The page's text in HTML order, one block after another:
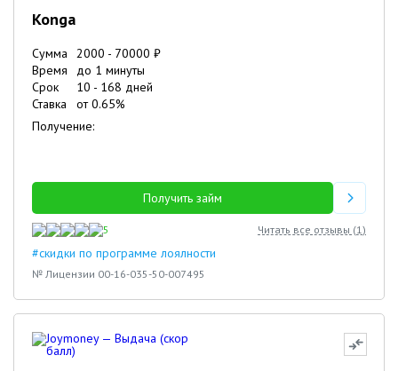
Konga
Сумма 2000 - 70000 ₽
Время
до 1 минуты
Срок
10 - 168 дней
Ставка
от0.65%
Получение:
Получить займ
5 Читать все отзывы (1)
#скидки по программе лоялности
№ Лицензии 00-16-035-50-007495